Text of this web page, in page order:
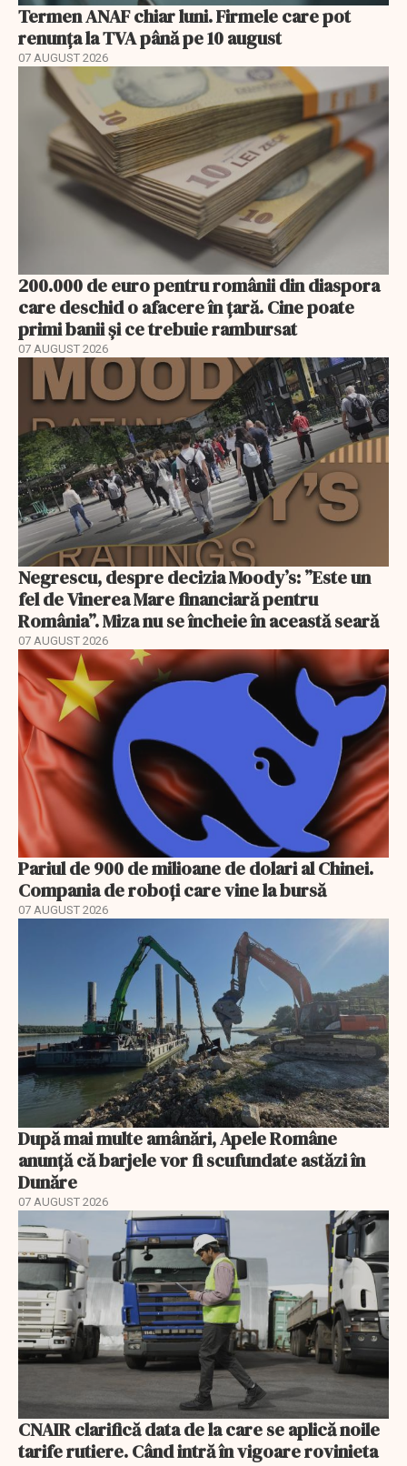
Termen ANAF chiar luni. Firmele care pot
renunța la TVA până pe 10 august
07 AUGUST 2026
200.000 de euro pentru românii din diaspora
care deschid o afacere în țară. Cine poate
primi banii și ce trebuie rambursat
07 AUGUST 2026
Negrescu, despre decizia Moody’s: ”Este un
fel de Vinerea Mare financiară pentru
România”. Miza nu se încheie în această seară
07 AUGUST 2026
Pariul de 900 de milioane de dolari al Chinei.
Compania de roboți care vine la bursă
07 AUGUST 2026
După mai multe amânări, Apele Române
anunță că barjele vor fi scufundate astăzi în
Dunăre
07 AUGUST 2026
CNAIR clarifică data de la care se aplică noile
tarife rutiere. Când intră în vigoare rovinieta